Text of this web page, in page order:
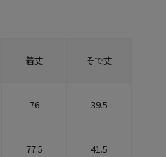
着丈 そで丈
76 39.5
77.5 41.5